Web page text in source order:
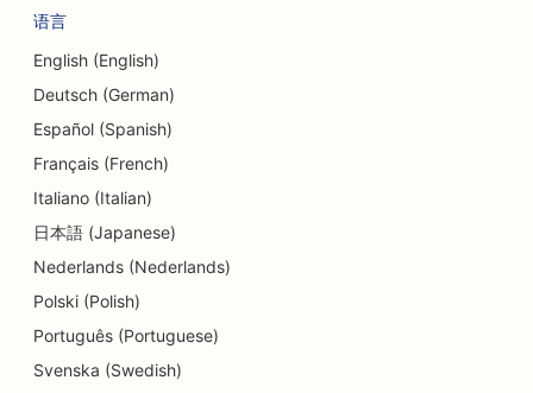
债务咨询服务的搜索引擎优化
熟食店搜索引擎优化
牙科诊所搜索引擎优化
磨皮服务的搜索引擎优化
甜甜圈店的搜索引擎优化
语言
English (English)
Deutsch (German)
Español (Spanish)
Français (French)
Italiano (Italian)
日本語 (Japanese)
Nederlands (Nederlands)
Polski (Polish)
Português (Portuguese)
Svenska (Swedish)